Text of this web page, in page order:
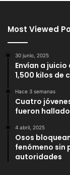
Most Viewed
30 junio, 2025
Envían a
1,500 kilos de
Hace 3 semanas
Cuatro
fueron
4 abril, 2025
Osos
fenómeno sin
autoridades